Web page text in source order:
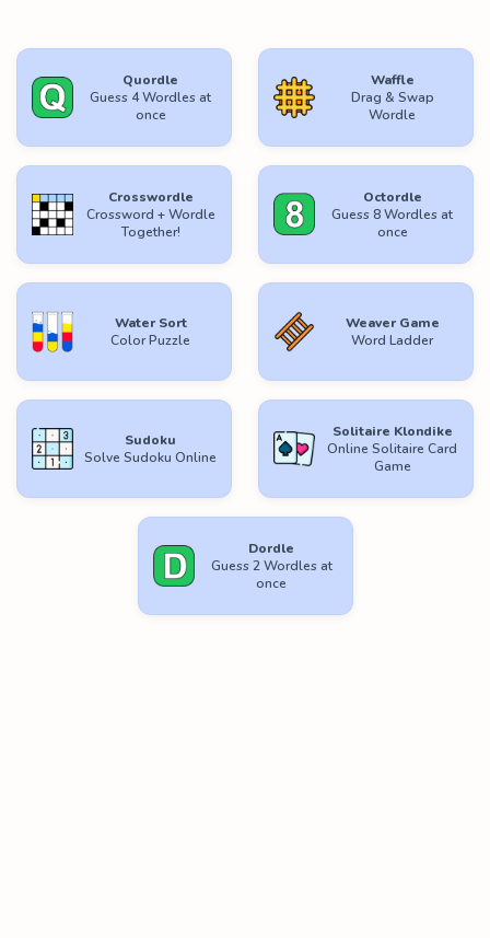
Quordle
Guess 4 Wordles at
once
Waffle
Drag & Swap
Wordle
Crosswordle
Crossword + Wordle
Together!
Octordle
Guess 8 Wordles at
once
Water Sort
Color Puzzle
Weaver Game
Word Ladder
Sudoku
Solve Sudoku Online
Solitaire Klondike
Online Solitaire Card
Game
Dordle
Guess 2 Wordles at
once